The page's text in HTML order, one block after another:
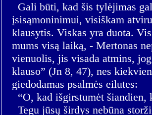
Gali būti, kad šis tylėjimas
įsisąmoninimui, visiškam
klausytis. Viskas yra duota.
mums visą laiką, - Mertonas
vienuolis, jis visada atmins,
klauso” (Jn 8, 47), nes
giedodamas psalmės eilutes:
“O, kad išgirstumėt šiandien,
Tegu jūsų širdys nebūna